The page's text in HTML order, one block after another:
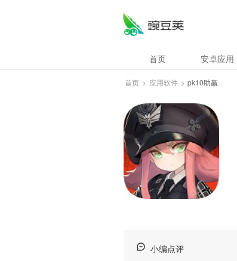
首页 安卓应用
首页 > 应用软件 > pk10助赢
小编点评